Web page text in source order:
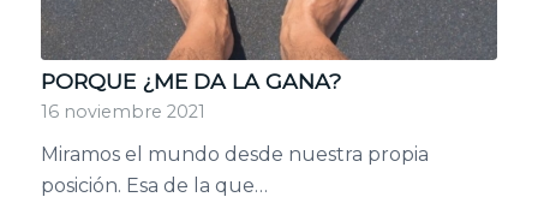
PORQUE ¿ME DA LA GANA?
16 noviembre 2021
Miramos el mundo desde nuestra propia
posición. Esa de la que…